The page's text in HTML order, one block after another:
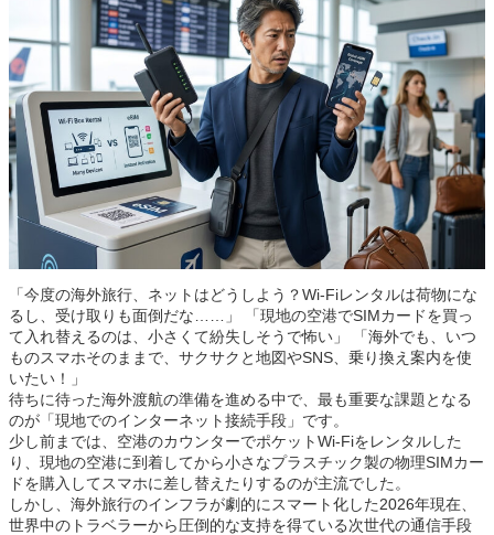
「今度の海外旅行、ネットはどうしよう？Wi-Fiレンタルは荷物にな
るし、受け取りも面倒だな……」 「現地の空港でSIMカードを買っ
て入れ替えるのは、小さくて紛失しそうで怖い」 「海外でも、いつ
ものスマホそのままで、サクサクと地図やSNS、乗り換え案内を使
いたい！」
待ちに待った海外渡航の準備を進める中で、最も重要な課題となる
のが「現地でのインターネット接続手段」です。
少し前までは、空港のカウンターでポケットWi-Fiをレンタルした
り、現地の空港に到着してから小さなプラスチック製の物理SIMカー
ドを購入してスマホに差し替えたりするのが主流でした。
しかし、海外旅行のインフラが劇的にスマート化した2026年現在、
世界中のトラベラーから圧倒的な支持を得ている次世代の通信手段